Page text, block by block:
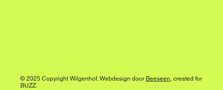
© 2025 Copyright Wilgenhof. Webdesign door Beeseen, created for
BUZZ.